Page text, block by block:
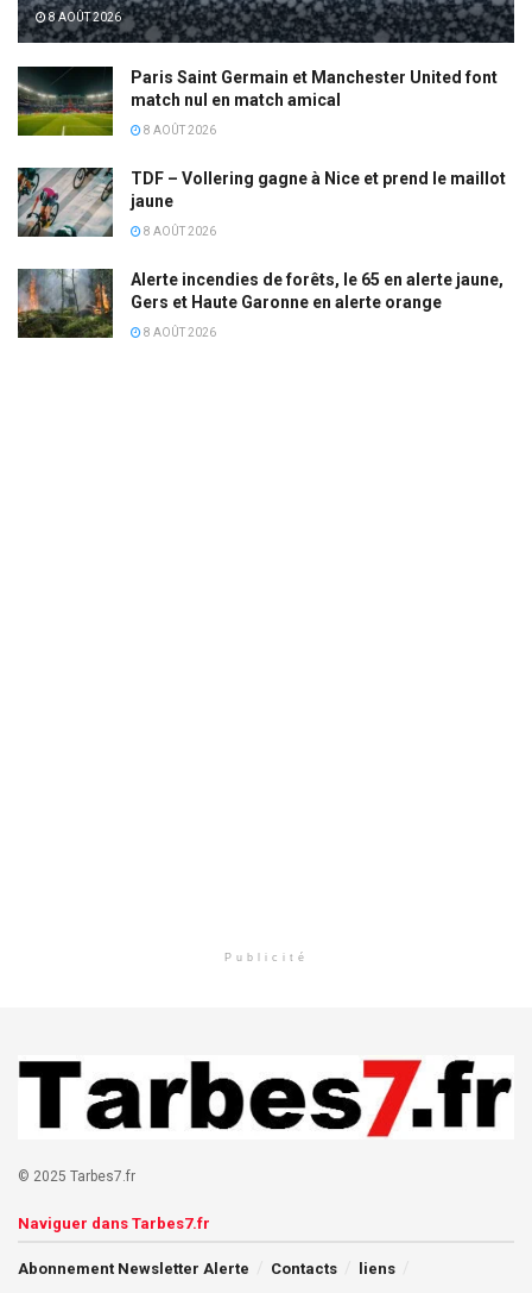
8 AOÛT 2026
Paris Saint Germain et Manchester United font
match nul en match amical
8 AOÛT 2026
TDF – Vollering gagne à Nice et prend le maillot
jaune
8 AOÛT 2026
Alerte incendies de forêts, le 65 en alerte jaune,
Gers et Haute Garonne en alerte orange
8 AOÛT 2026
Publicité
© 2025 Tarbes7.fr
Naviguer dans Tarbes7.fr
Abonnement Newsletter Alerte Contacts liens